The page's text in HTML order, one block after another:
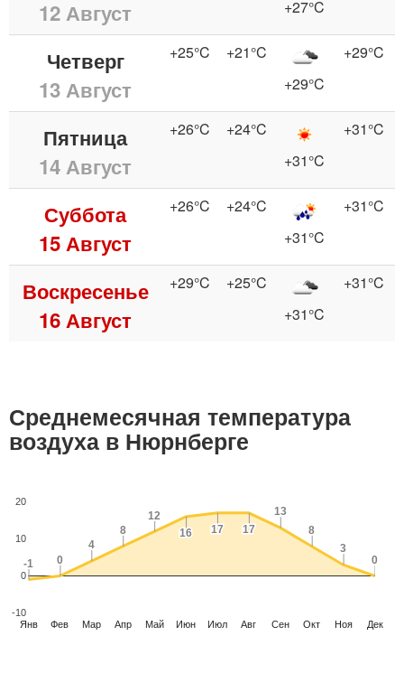
12 Август +27°C
Четверг
13 Август
+25°C
+21°C
+29°C
+29°C
Пятница
14 Август
+26°C
+24°C
+31°C
+31°C
Суббота
15 Август
+26°C
+24°C
+31°C
+31°C
Воскресенье
16 Август
+29°C
+25°C
+31°C
+31°C
Среднемесячная температура
воздуха в Нюрнберге
Янв Фев Мар Апр Май Июн Июл Авг Сен Окт Ноя Дек
-10
0
10
20
-1
-1 0
0
4
4
8
8
12
12
16
16 17
17 17
17
13
13
8
8
3
3
0
0